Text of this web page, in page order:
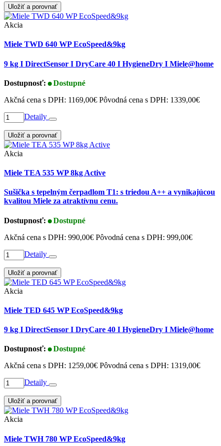
Uložiť a porovnať
Akcia
Miele TWD 640 WP EcoSpeed&9kg
9 kg I DirectSensor I DryCare 40 I HygieneDry I Miele@home
Dostupnosť:
Dostupné
Akčná cena s DPH: 1169,00€ Pôvodná cena s DPH: 1339,00€
Detaily
Uložiť a porovnať
Akcia
Miele TEA 535 WP 8kg Active
Sušička s tepelným čerpadlom T1: s triedou A++ a vynikajúcou
kvalitou Miele za atraktívnu cenu.
Dostupnosť:
Dostupné
Akčná cena s DPH: 990,00€ Pôvodná cena s DPH: 999,00€
Detaily
Uložiť a porovnať
Akcia
Miele TED 645 WP EcoSpeed&9kg
9 kg I DirectSensor I DryCare 40 I HygieneDry I Miele@home
Dostupnosť:
Dostupné
Akčná cena s DPH: 1259,00€ Pôvodná cena s DPH: 1319,00€
Detaily
Uložiť a porovnať
Akcia
Miele TWH 780 WP EcoSpeed&9kg